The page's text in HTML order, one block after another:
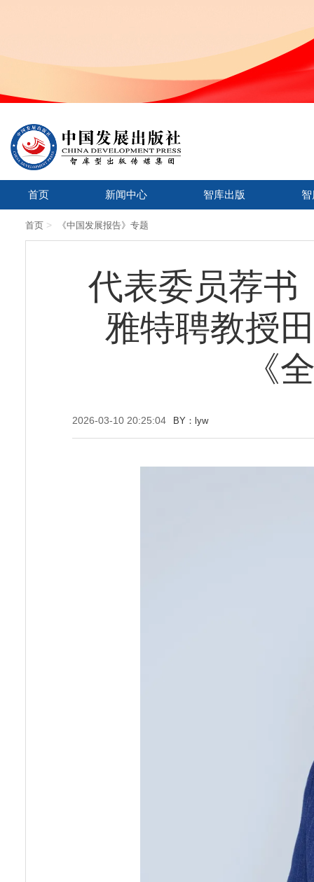
首页 新闻中心 智库出版
首页 > 《中国发展报告》专题
代表委员荐书
雅特聘教授
《
2026-03-10 20:25:04 BY：lyw